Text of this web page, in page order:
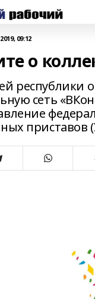
09:12
о
республики
сеть
приставов